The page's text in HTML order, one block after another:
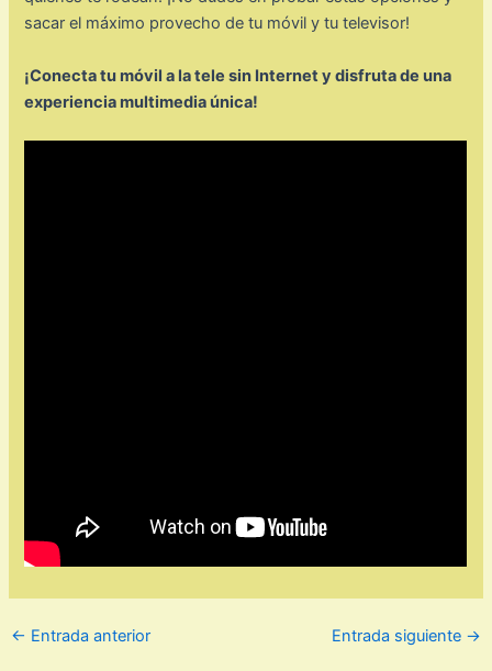
sacar el máximo provecho de tu móvil y tu televisor!
¡Conecta tu móvil a la tele sin Internet y disfruta de una
experiencia multimedia única!
← Entrada anterior Entrada siguiente →